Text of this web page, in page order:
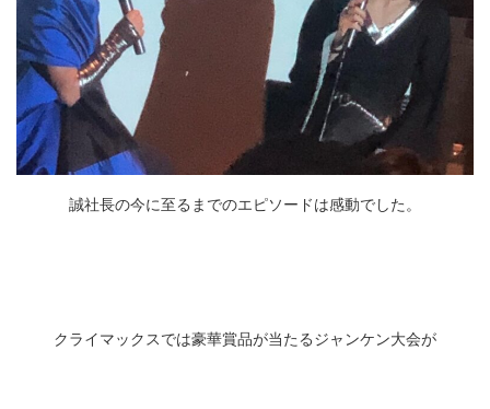
誠社長の今に至るまでのエピソードは感動でした。
クライマックスでは豪華賞品が当たるジャンケン大会が